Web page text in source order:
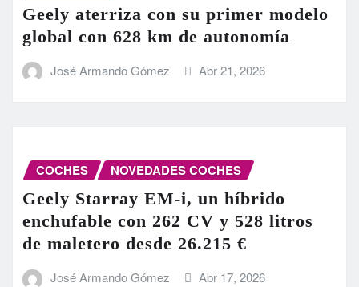
Geely aterriza con su primer modelo
global con 628 km de autonomía
José Armando Gómez Abr 21, 2026
COCHES NOVEDADES COCHES
Geely Starray EM-i, un híbrido
enchufable con 262 CV y 528 litros
de maletero desde 26.215 €
José Armando Gómez Abr 17, 2026